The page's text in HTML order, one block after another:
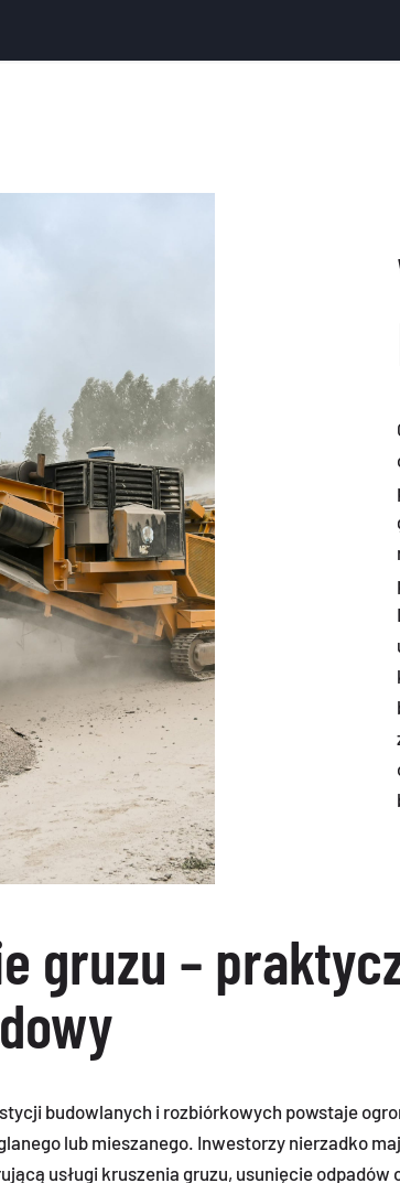
gruzu –
budowlanych i rozbiórkowych powstaje
lub mieszanego. Inwestorzy nierzadko
usługi kruszenia gruzu, usunięcie